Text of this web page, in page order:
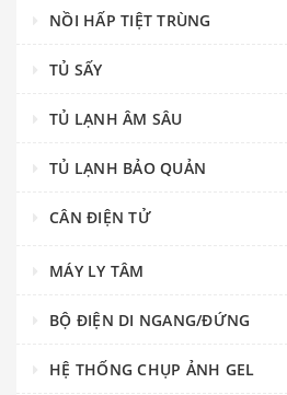
NỒI HẤP TIỆT TRÙNG
TỦ SẤY
TỦ LẠNH ÂM SÂU
TỦ LẠNH BẢO QUẢN
CÂN ĐIỆN TỬ
MÁY LY TÂM
BỘ ĐIỆN DI NGANG/ĐỨNG
HỆ THỐNG CHỤP ẢNH GEL